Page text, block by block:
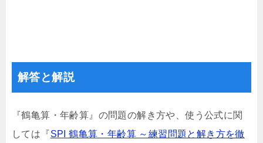
解答と解説
『鶴亀算・年齢算』の問題の解き方や、使う公式に関
しては『SPI 鶴亀算・年齢算 ～練習問題と解き方を徹